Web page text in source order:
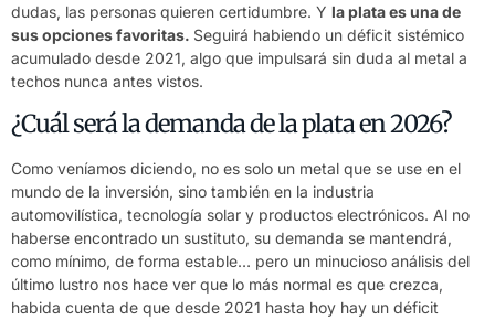
dudas, las personas quieren certidumbre. Y la plata es una de
sus opciones favoritas. Seguirá habiendo un déficit sistémico
acumulado desde 2021, algo que impulsará sin duda al metal a
techos nunca antes vistos.
¿Cuál será la demanda de la plata en 2026?
Como veníamos diciendo, no es solo un metal que se use en el
mundo de la inversión, sino también en la industria
automovilística, tecnología solar y productos electrónicos. Al no
haberse encontrado un sustituto, su demanda se mantendrá,
como mínimo, de forma estable… pero un minucioso análisis del
último lustro nos hace ver que lo más normal es que crezca,
habida cuenta de que desde 2021 hasta hoy hay un déficit